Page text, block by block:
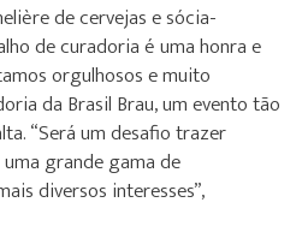
de cervejas e sócia-
de curadoria é uma honra e
orgulhosos e muito
da Brasil Brau, um evento tão
“Será um desafio trazer
grande gama de
diversos interesses”,